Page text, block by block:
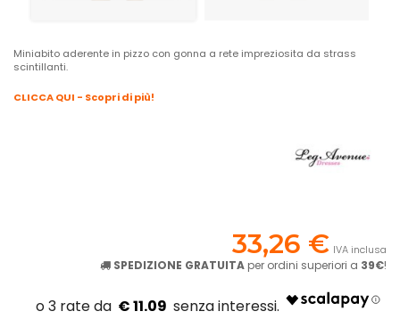
Miniabito aderente in pizzo con gonna a rete impreziosita da strass
scintillanti.
CLICCA QUI - Scopri di più!
33,26 € IVA inclusa
SPEDIZIONE GRATUITA per ordini superiori a 39€!
€ 11.09